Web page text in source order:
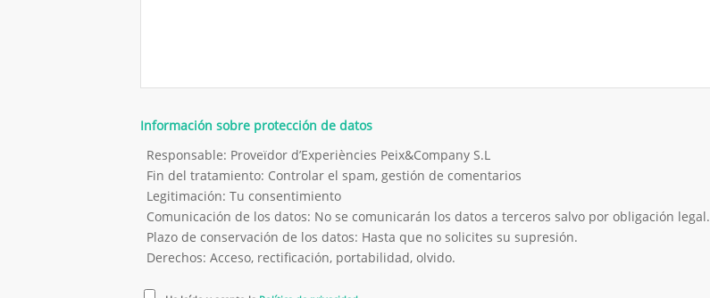
Información sobre protección de datos
Responsable: Proveïdor d’Experiències Peix&Company S.L
Fin del tratamiento: Controlar el spam, gestión de comentarios
Legitimación: Tu consentimiento
Comunicación de los datos: No se comunicarán los datos a terceros salvo por obligación legal.
Plazo de conservación de los datos: Hasta que no solicites su supresión.
Derechos: Acceso, rectificación, portabilidad, olvido.